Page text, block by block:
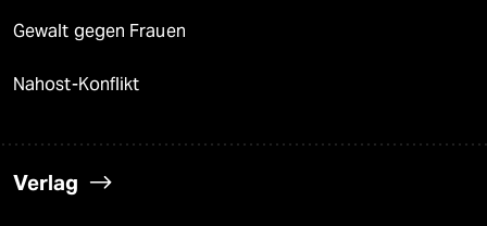
Gewalt gegen Frauen
Nahost-Konflikt
Verlag